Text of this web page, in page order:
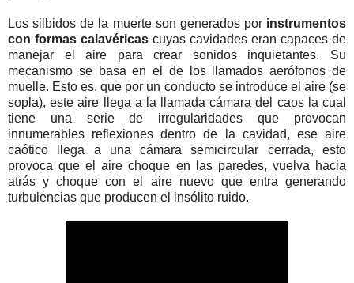
Los silbidos de la muerte son generados por instrumentos
con formas calavéricas cuyas cavidades eran capaces de
manejar el aire para crear sonidos inquietantes. Su
mecanismo se basa en el de los llamados aerófonos de
muelle. Esto es, que por un conducto se introduce el aire (se
sopla), este aire llega a la llamada cámara del caos la cual
tiene una serie de irregularidades que provocan
innumerables reflexiones dentro de la cavidad, ese aire
caótico llega a una cámara semicircular cerrada, esto
provoca que el aire choque en las paredes, vuelva hacia
atrás y choque con el aire nuevo que entra generando
turbulencias que producen el insólito ruido.